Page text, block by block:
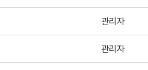
관리자
관리자